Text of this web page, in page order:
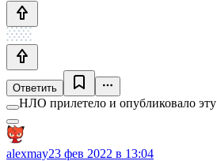
Ответить
НЛО прилетело и опубликовало эту
alexmay23 фев 2022 в 13:04